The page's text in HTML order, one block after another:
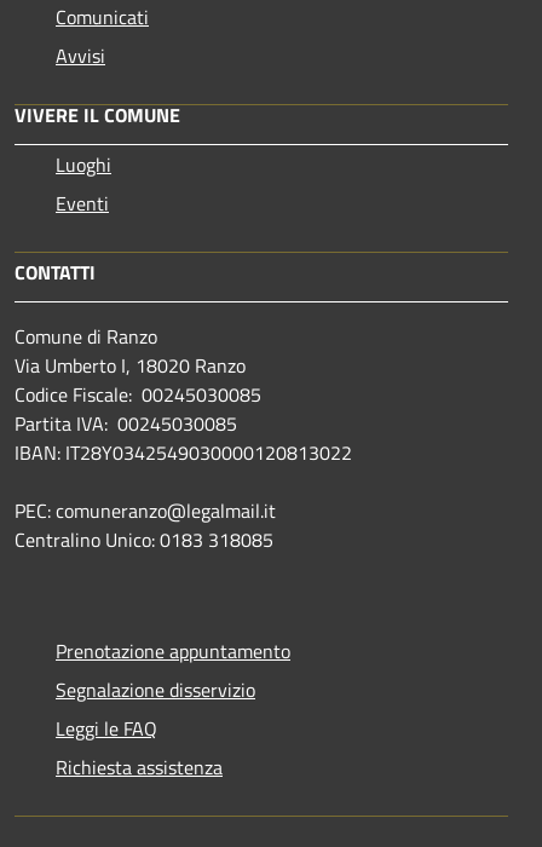
Comunicati
Avvisi
VIVERE IL COMUNE
Luoghi
Eventi
CONTATTI
Comune di Ranzo
Via Umberto I, 18020 Ranzo
Codice Fiscale: 00245030085
Partita IVA: 00245030085
IBAN: IT28Y0342549030000120813022
PEC: comuneranzo@legalmail.it
Centralino Unico: 0183 318085
Prenotazione appuntamento
Segnalazione disservizio
Leggi le FAQ
Richiesta assistenza